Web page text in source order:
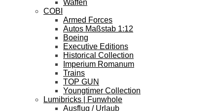
Waffen
COBI
Armed Forces
Autos Maßstab 1:12
Boeing
Executive Editions
Historical Collection
Imperium Romanum
Trains
TOP GUN
Youngtimer Collection
Lumibricks | Funwhole
Ausflug / Urlaub